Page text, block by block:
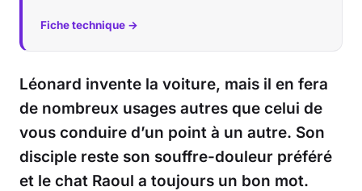
Fiche technique →
Léonard invente la voiture, mais il en fera
de nombreux usages autres que celui de
vous conduire d’un point à un autre. Son
disciple reste son souffre-douleur préféré
et le chat Raoul a toujours un bon mot.